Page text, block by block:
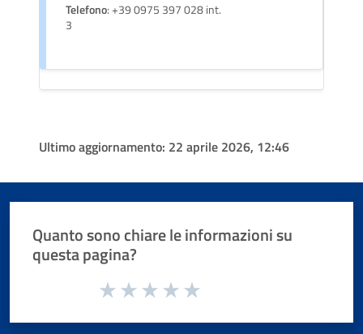
Telefono: +39 0975 397 028 int.
3
Ultimo aggiornamento: 22 aprile 2026, 12:46
Quanto sono chiare le informazioni su
questa pagina?
Valuta da 1 a 5 stelle la pagina